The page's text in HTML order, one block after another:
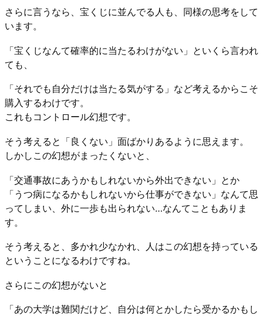
さらに言うなら、宝くじに並んでる人も、同様の思考をして
います。
「宝くじなんて確率的に当たるわけがない」といくら言われ
ても、
「それでも自分だけは当たる気がする」など考えるからこそ
購入するわけです。
これもコントロール幻想です。
そう考えると「良くない」面ばかりあるように思えます。
しかしこの幻想がまったくないと、
「交通事故にあうかもしれないから外出できない」とか
「うつ病になるかもしれないから仕事ができない」なんて思
ってしまい、外に一歩も出られない…なんてこともありま
す。
そう考えると、多かれ少なかれ、人はこの幻想を持っている
ということになるわけですね。
さらにこの幻想がないと
「あの大学は難関だけど、自分は何とかしたら受かるかもし